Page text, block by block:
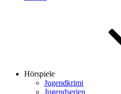
Hörspiele
Jugendkrimi
Jugendserien